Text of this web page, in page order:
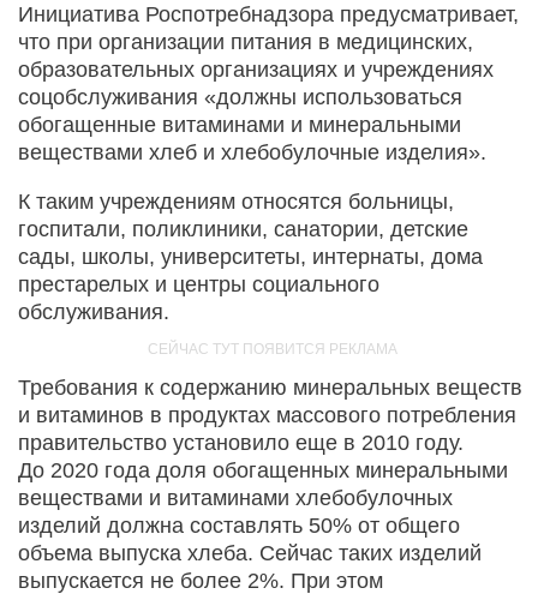
Инициатива Роспотребнадзора предусматривает,
что при организации питания в медицинских,
образовательных организациях и учреждениях
соцобслуживания «должны использоваться
обогащенные витаминами и минеральными
веществами хлеб и хлебобулочные изделия».
К таким учреждениям относятся больницы,
госпитали, поликлиники, санатории, детские
сады, школы, университеты, интернаты, дома
престарелых и центры социального
обслуживания.
Требования к содержанию минеральных веществ
и витаминов в продуктах массового потребления
правительство установило еще в 2010 году.
До 2020 года доля обогащенных минеральными
веществами и витаминами хлебобулочных
изделий должна составлять 50% от общего
объема выпуска хлеба. Сейчас таких изделий
выпускается не более 2%. При этом